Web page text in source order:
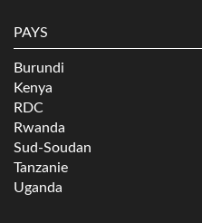
PAYS
Burundi
Kenya
RDC
Rwanda
Sud-Soudan
Tanzanie
Uganda